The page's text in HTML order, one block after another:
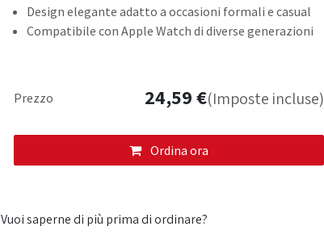
Design elegante adatto a occasioni formali e casual
Compatibile con Apple Watch di diverse generazioni
Ordina ora
Prezzo 24,59€(Imposte incluse)
Vuoi saperne di più prima di ordinare?